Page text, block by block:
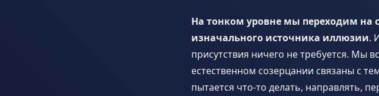
На тонком уровне мы переходим на
изначального источника иллюзии.
присутствия ничего не требуется. Мы
естественном созерцании связаны с
пытается что-то делать, направлять,